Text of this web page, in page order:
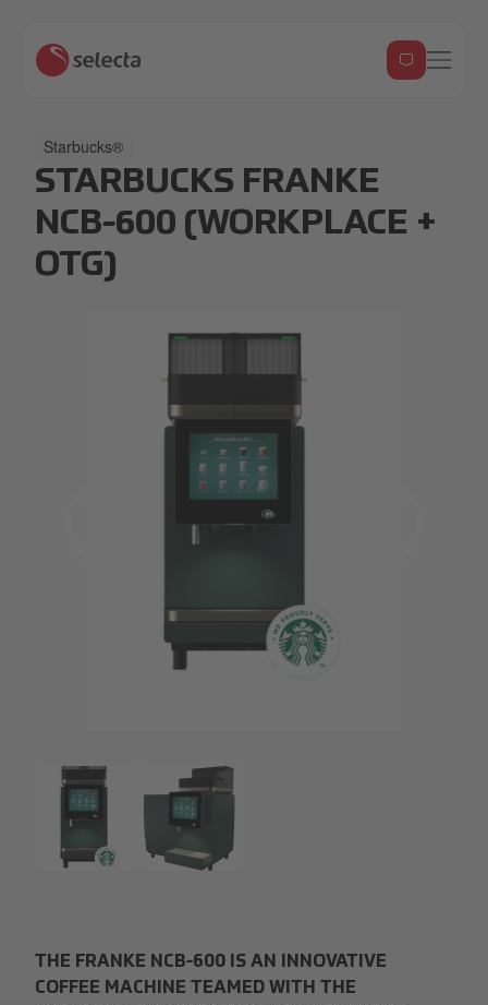
Starbucks®
STARBUCKS FRANKE
NCB-600 (WORKPLACE +
OTG)
THE FRANKE NCB-600 IS AN INNOVATIVE
COFFEE MACHINE TEAMED WITH THE